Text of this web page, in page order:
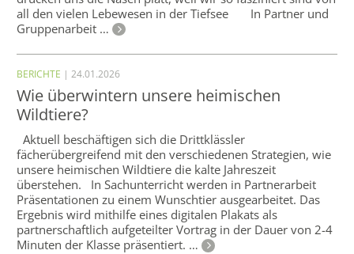
all den vielen Lebewesen in der Tiefsee In Partner und
Gruppenarbeit …
BERICHTE | 24.01.2026
Wie überwintern unsere heimischen
Wildtiere?
Aktuell beschäftigen sich die Drittklässler
fächerübergreifend mit den verschiedenen Strategien, wie
unsere heimischen Wildtiere die kalte Jahreszeit
überstehen. In Sachunterricht werden in Partnerarbeit
Präsentationen zu einem Wunschtier ausgearbeitet. Das
Ergebnis wird mithilfe eines digitalen Plakats als
partnerschaftlich aufgeteilter Vortrag in der Dauer von 2-4
Minuten der Klasse präsentiert. …